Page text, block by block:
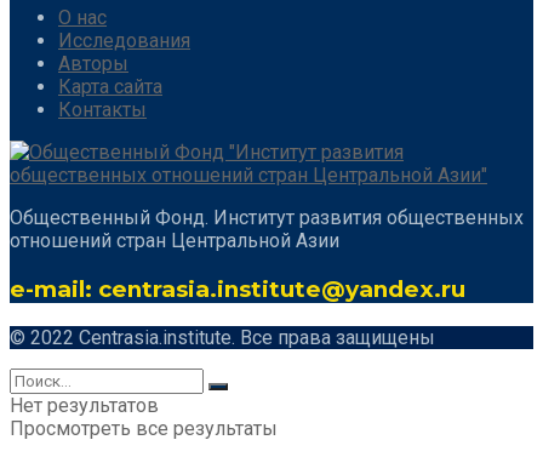
О нас
Исследования
Авторы
Карта сайта
Контакты
Общественный Фонд. Институт развития общественных
отношений стран Центральной Азии
e-mail: centrasia.institute@yandex.ru
© 2022 Centrasia.institute. Все права защищены
Нет результатов
Просмотреть все результаты